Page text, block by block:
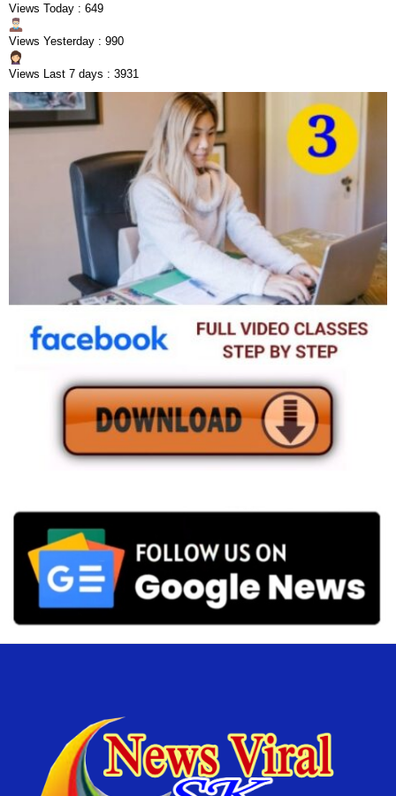
Views Today : 649
Views Yesterday : 990
Views Last 7 days : 3931